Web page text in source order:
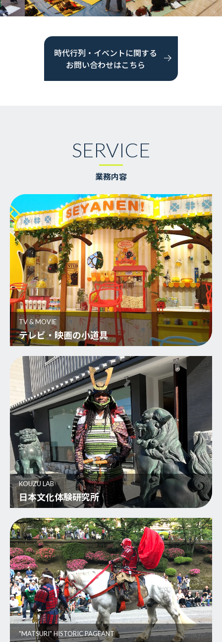
時代行列・イベントに関する
お問い合わせはこちら
SERVICE
業務内容
TV & MOVIE
テレビ・映画の小道具
KOUZU LAB
日本文化体験研究所
"MATSURI" HISTORIC PAGEANT